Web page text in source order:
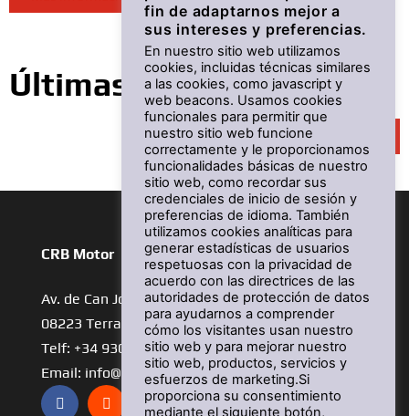
Últimas noticias
CRB Motor
Av. de Can Jofresa, 7, Loc 5
08223 Terrassa
Telf: +34 930 01 47 72
Email: info@crbmotor.es
fin de adaptarnos mejor a
sus intereses y preferencias.
En nuestro sitio web utilizamos
cookies, incluidas técnicas similares
a las cookies, como javascript y
web beacons. Usamos cookies
funcionales para permitir que
nuestro sitio web funcione
correctamente y le proporcionamos
funcionalidades básicas de nuestro
sitio web, como recordar sus
credenciales de inicio de sesión y
preferencias de idioma. También
utilizamos cookies analíticas para
generar estadísticas de usuarios
respetuosas con la privacidad de
acuerdo con las directrices de las
autoridades de protección de datos
para ayudarnos a comprender
cómo los visitantes usan nuestro
sitio web y para mejorar nuestro
sitio web, productos, servicios y
esfuerzos de marketing.Si
proporciona su consentimiento
mediante el siguiente botón,